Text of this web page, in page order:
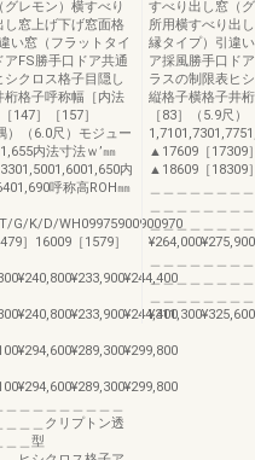
レモン）横すべり
窓上げ下げ窓面格
い窓（フラットタイ
FS勝手口ドア共通
クロス格子目隠し
格子呼称幅［内法
147］［157］
）（6.0尺）モジュー
内法寸法ｗ’㎜
内
呼称高ROH㎜
K/D/WH09975900900970
］16009［1579］
＿＿＿＿＿＿＿＿
＿＿＿クリプトン透
＿＿型
すべり出し窓（
所用横すべり出
縁タイプ）引違
ア採風勝手口ド
ラスの制限表ヒ
縦格子横格子井
［83］（5.9尺
▲17609［17309
▲18609［18309
＿＿＿＿＿＿＿＿
＿＿＿＿＿＿＿